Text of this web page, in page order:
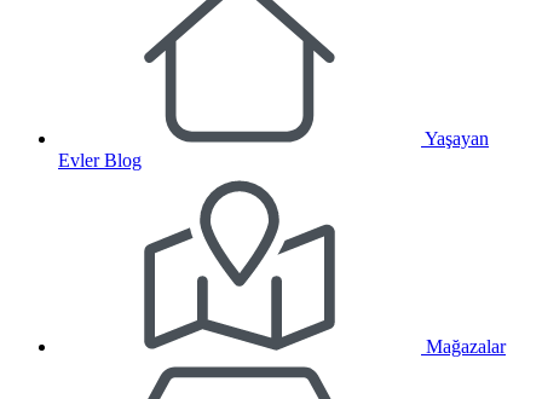
Yaşayan
Evler Blog
Mağazalar